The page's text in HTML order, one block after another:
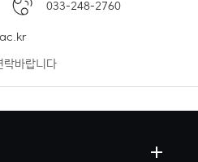
033-248-2760
바랍니다